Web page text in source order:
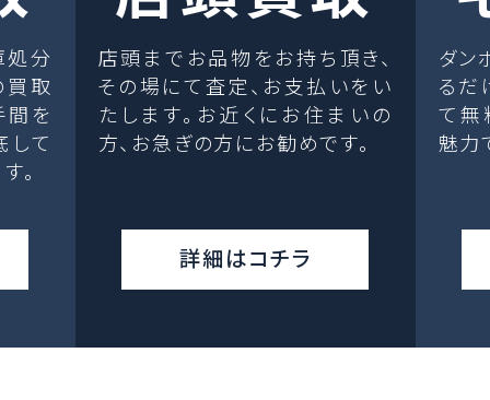
処分
取
間を
して
。
店頭までお品物をお持ち頂き、
その場にて査定、お支払いをい
たします。お近くにお住まいの
方、お急ぎの方にお勧めです。
詳細はコチラ
ダン
るだ
て無
魅力